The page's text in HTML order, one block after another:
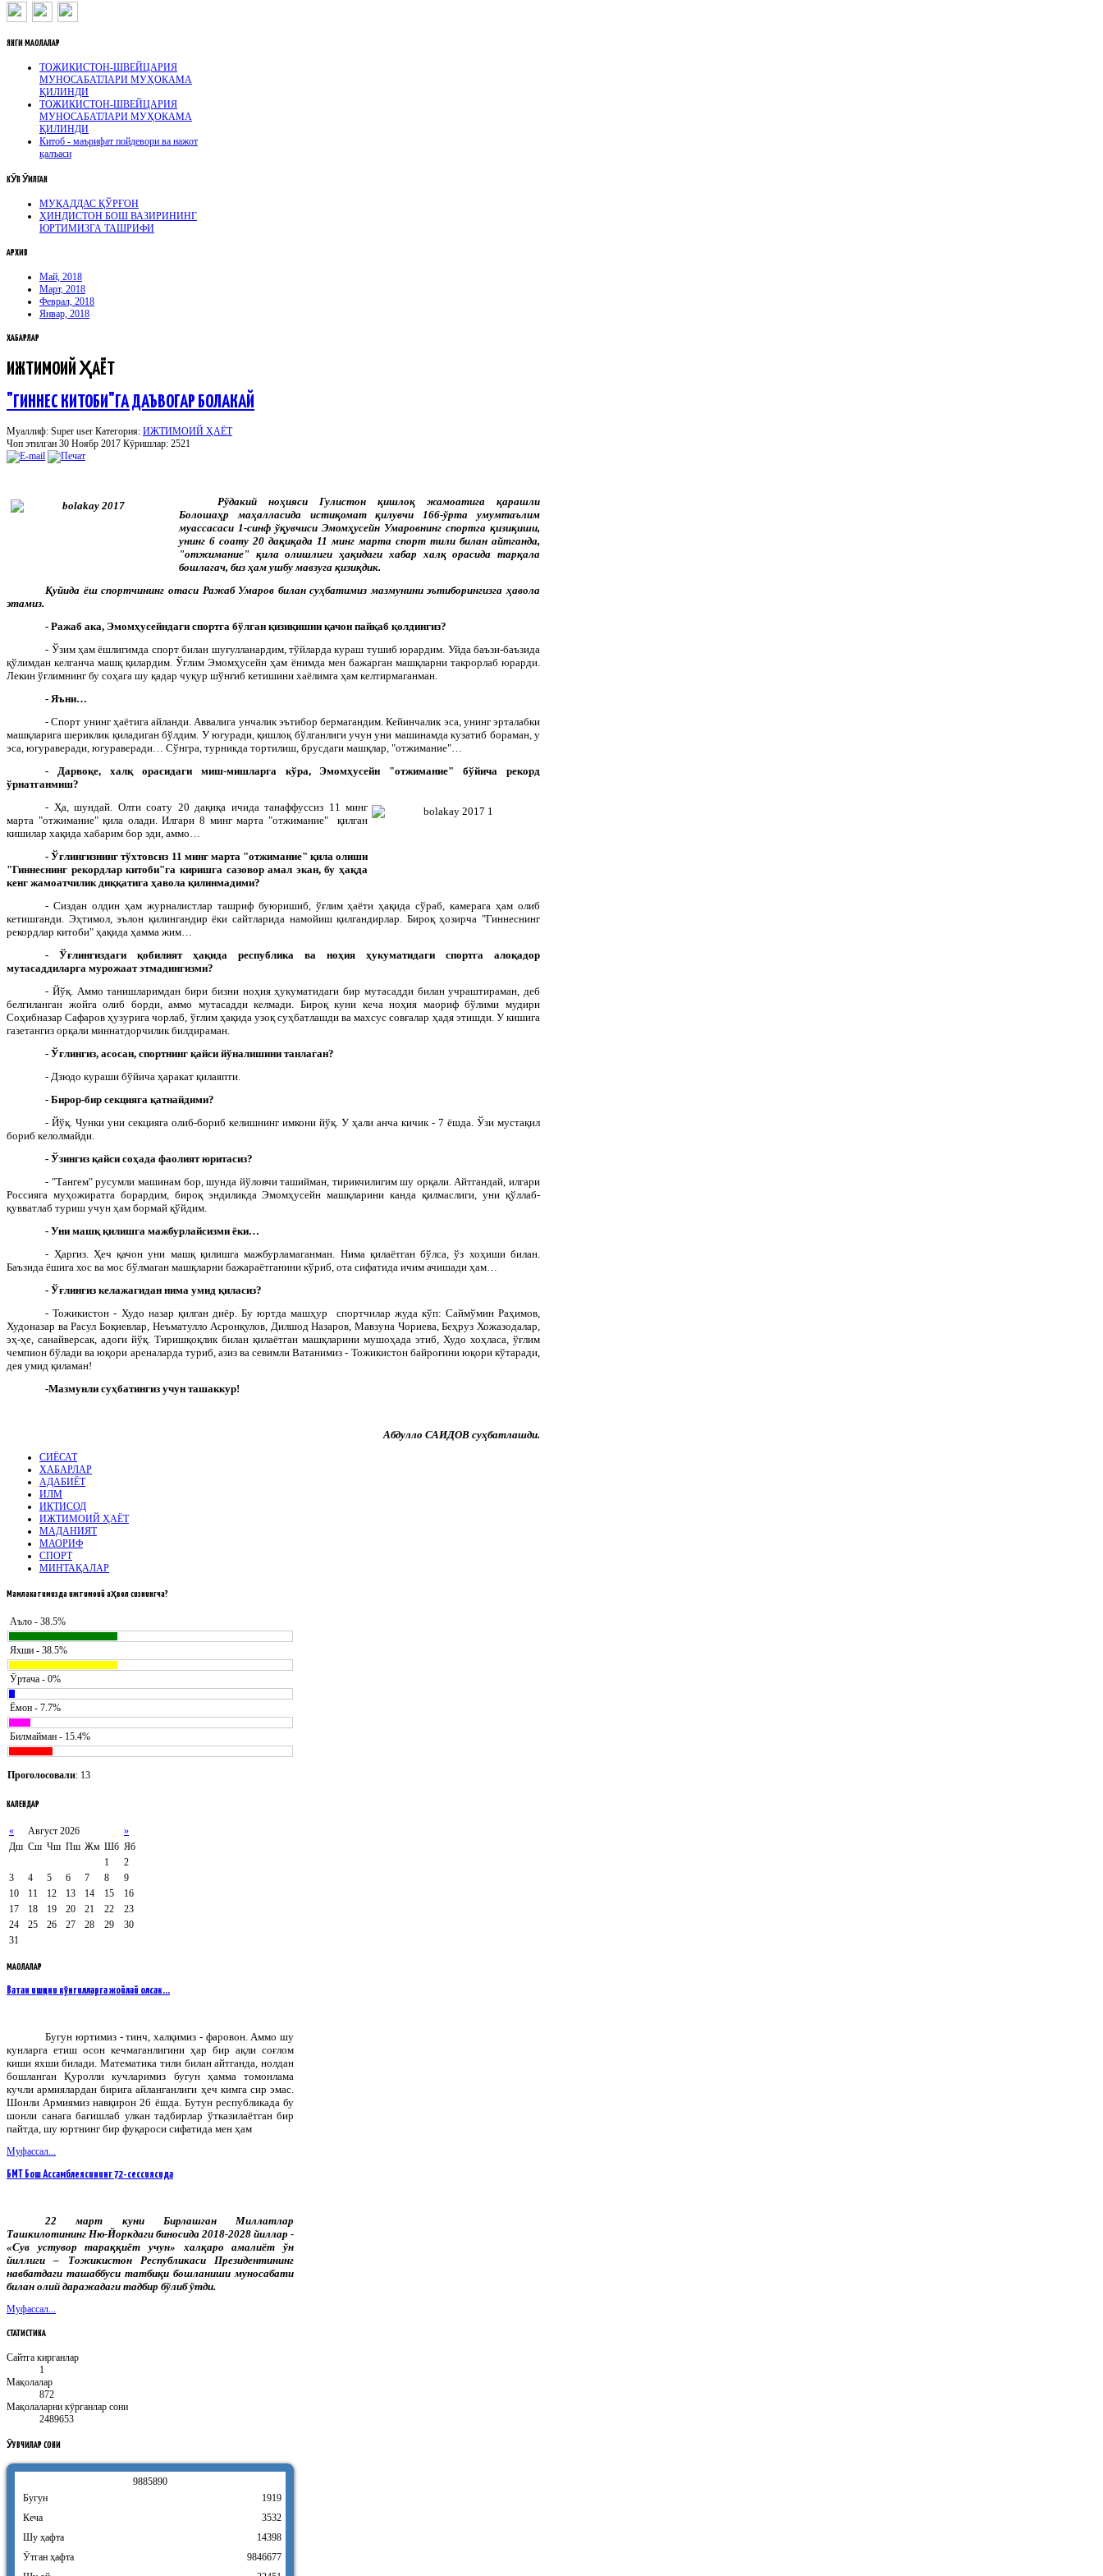
ЯНГИ МАҚОЛАЛАР
ТОЖИКИСТОН-ШВЕЙЦАРИЯ
МУНОСАБАТЛАРИ МУҲОКАМА
ҚИЛИНДИ
ТОЖИКИСТОН-ШВЕЙЦАРИЯ
МУНОСАБАТЛАРИ МУҲОКАМА
ҚИЛИНДИ
Китоб - маърифат пойдевори ва нажот
қалъаси
КӮП ӮҚИЛГАН
МУҚАДДАС ҚЎРҒОН
ҲИНДИСТОН БОШ ВАЗИРИНИНГ
ЮРТИМИЗГА ТАШРИФИ
АРХИВ
Май, 2018
Март, 2018
Феврал, 2018
Январ, 2018
ХАБАРЛАР
ИЖТИМОИЙ ҲАЁТ
"ГИННЕС КИТОБИ"ГА ДАЪВОГАР БОЛАКАЙ
Муаллиф: Super user Категория: ИЖТИМОИЙ ҲАЁТ
Чоп этилган 30 Ноябр 2017 Кӯришлар: 2521
Рўдакий ноҳияси Гулистон қишлоқ жамоатига қарашли
Болошаҳр маҳалласида истиқомат қилувчи 166-ўрта умумтаълим
муассасаси 1-синф ўқувчиси Эмомҳусейн Умаровнинг спортга қизиқиши,
унинг 6 соату 20 дақиқада 11 минг марта спорт тили билан айтганда,
"отжимание" қила олишлиги ҳақидаги хабар халқ орасида тарқала
бошлагач, биз ҳам ушбу мавзуга қизиқдик.
Қуйида ёш спортчининг отаси Ражаб Умаров билан суҳбатимиз мазмунини эътиборингизга ҳавола
этамиз.
- Ражаб ака, Эмомҳусейндаги спортга бўлган қизиқишни қачон пайқаб қолдингиз?
- Ўзим ҳам ёшлигимда спорт билан шуғулланардим, тўйларда кураш тушиб юрардим. Уйда баъзи-баъзида
қўлимдан келганча машқ қилардим. Ўғлим Эмомҳусейн ҳам ёнимда мен бажарган машқларни такрорлаб юрарди.
Лекин ўғлимнинг бу соҳага шу қадар чуқур шўнғиб кетишини хаёлимга ҳам келтирмаганман.
- Яъни…
- Спорт унинг ҳаётига айланди. Аввалига унчалик эътибор бермагандим. Кейинчалик эса, унинг эрталабки
машқларига шериклик қиладиган бўлдим. У югуради, қишлоқ бўлганлиги учун уни машинамда кузатиб бораман, у
эса, югураверади, югураверади… Сўнгра, турникда тортилиш, брусдаги машқлар, "отжимание"…
- Дарвоқе, халқ орасидаги миш-мишларга кўра, Эмомҳусейн "отжимание" бўйича рекорд
ўрнатганмиш?
- Ҳа, шундай. Олти соату 20 дақиқа ичида танаффуссиз 11 минг
марта "отжимание" қила олади. Илгари 8 минг марта "отжимание" қилган
кишилар хақида хабарим бор эди, аммо…
- Ўғлингизнинг тўхтовсиз 11 минг марта "отжимание" қила олиши
"Гиннеснинг рекордлар китоби"га киришга сазовор амал экан, бу ҳақда
кенг жамоатчилик диққатига ҳавола қилинмадими?
- Сиздан олдин ҳам журналистлар ташриф буюришиб, ўғлим ҳаёти ҳақида сўраб, камерага ҳам олиб
кетишганди. Эҳтимол, эълон қилингандир ёки сайтларида намойиш қилгандирлар. Бироқ ҳозирча "Гиннеснинг
рекордлар китоби" ҳақида ҳамма жим…
- Ўғлингиздаги қобилият ҳақида республика ва ноҳия ҳукуматидаги спортга алоқадор
мутасаддиларга мурожаат этмадингизми?
- Йўқ. Аммо танишларимдан бири бизни ноҳия ҳукуматидаги бир мутасадди билан учраштираман, деб
белгиланган жойга олиб борди, аммо мутасадди келмади. Бироқ куни кеча ноҳия маориф бўлими мудири
Соҳибназар Сафаров ҳузурига чорлаб, ўғлим ҳақида узоқ суҳбатлашди ва махсус совғалар ҳадя этишди. У кишига
газетангиз орқали миннатдорчилик билдираман.
- Ўғлингиз, асосан, спортнинг қайси йўналишини танлаган?
- Дзюдо кураши бўйича ҳаракат қилаяпти.
- Бирор-бир секцияга қатнайдими?
- Йўқ. Чунки уни секцияга олиб-бориб келишнинг имкони йўқ. У ҳали анча кичик - 7 ёшда. Ўзи мустақил
бориб келолмайди.
- Ўзингиз қайси соҳада фаолият юритасиз?
- "Тангем" русумли машинам бор, шунда йўловчи ташийман, тирикчилигим шу орқали. Айтгандай, илгари
Россияга муҳожиратга борардим, бироқ эндиликда Эмомҳусейн машқларини канда қилмаслиги, уни қўллаб-
қувватлаб туриш учун ҳам бормай қўйдим.
- Уни машқ қилишга мажбурлайсизми ёки…
- Ҳаргиз. Ҳеч қачон уни машқ қилишга мажбурламаганман. Нима қилаётган бўлса, ўз хоҳиши билан.
Баъзида ёшига хос ва мос бўлмаган машқларни бажараётганини кўриб, ота сифатида ичим ачишади ҳам…
- Ўғлингиз келажагидан нима умид қиласиз?
- Тожикистон - Худо назар қилган диёр. Бу юртда машҳур спортчилар жуда кўп: Саймўмин Раҳимов,
Худоназар ва Расул Боқиевлар, Неъматулло Асронқулов, Дилшод Назаров, Мавзуна Чориева, Беҳруз Хожазодалар,
эҳ-ҳе, санайверсак, адоғи йўқ. Тиришқоқлик билан қилаётган машқларини мушоҳада этиб, Худо хоҳласа, ўғлим
чемпион бўлади ва юқори ареналарда туриб, азиз ва севимли Ватанимиз - Тожикистон байроғини юқори кўтаради,
дея умид қиламан!
-Мазмунли суҳбатингиз учун ташаккур!
Абдулло САИДОВ суҳбатлашди.
СИЁСАТ
ХАБАРЛАР
АДАБИЁТ
ИЛМ
ИҚТИСОД
ИЖТИМОИЙ ҲАЁТ
МАДАНИЯТ
МАОРИФ
СПОРТ
МИНТАҚАЛАР
Мамлакатимиздаижтимоий аҳвол сизнингча?
Аъло - 38.5%
Яхши - 38.5%
Ӯртача - 0%
Ёмон - 7.7%
Билмайман - 15.4%
Проголосовали: 13
КАЛЕНДАР
« Август 2026
»
Дш Сш Чш Пш Жм Шб Яб
1
2
3
4 5 6 7 8
9
10
11 12 13 14 15
16
17
18 19 20 21 22
23
24
25 26 27 28 29
30
31
МАҚОЛАЛАР
Ватан ишқини кўнгилларга жойлай олсак…
Бугун юртимиз - тинч, халқимиз - фаровон. Аммо шу
кунларга етиш осон кечмаганлигини ҳар бир ақли соғлом
киши яхши билади. Математика тили билан айтганда, нолдан
бошланган Қуролли кучларимиз бугун ҳамма томонлама
кучли армиялардан бирига айланганлиги ҳеч кимга сир эмас.
Шонли Армиямиз навқирон 26 ёшда. Бутун республикада бу
шонли санага бағишлаб улкан тадбирлар ўтказилаётган бир
пайтда, шу юртнинг бир фуқароси сифатида мен ҳам
Муфассал...
БМТ Бош Ассамблеясининг 72-сессиясида
22 март куни Бирлашган
Миллатлар
Ташкилотининг Ню-Йоркдаги биносида 2018-2028 йиллар -
«Сув устувор тараққиёт учун» халқаро амалиёт
ўн
йиллиги – Тожикистон Республикаси
Президентининг
навбатдаги ташаббуси татбиқи бошланиши муносабати
билан олий даражадаги тадбир бўлиб ўтди.
Муфассал...
СТАТИСТИКА
Сайтга кирганлар
1
Мақолалар
872
Мақолаларни кӯрганлар сони
2489653
ӮҚУВЧИЛАРСОНИ
9885890
Бугун
Кеча
Шу ҳафта
Ӯтган ҳафта
1919
3532
14398
9846677